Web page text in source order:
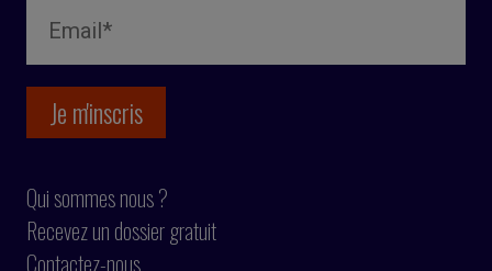
Qui sommes nous ?
Recevez un dossier gratuit
Contactez-nous